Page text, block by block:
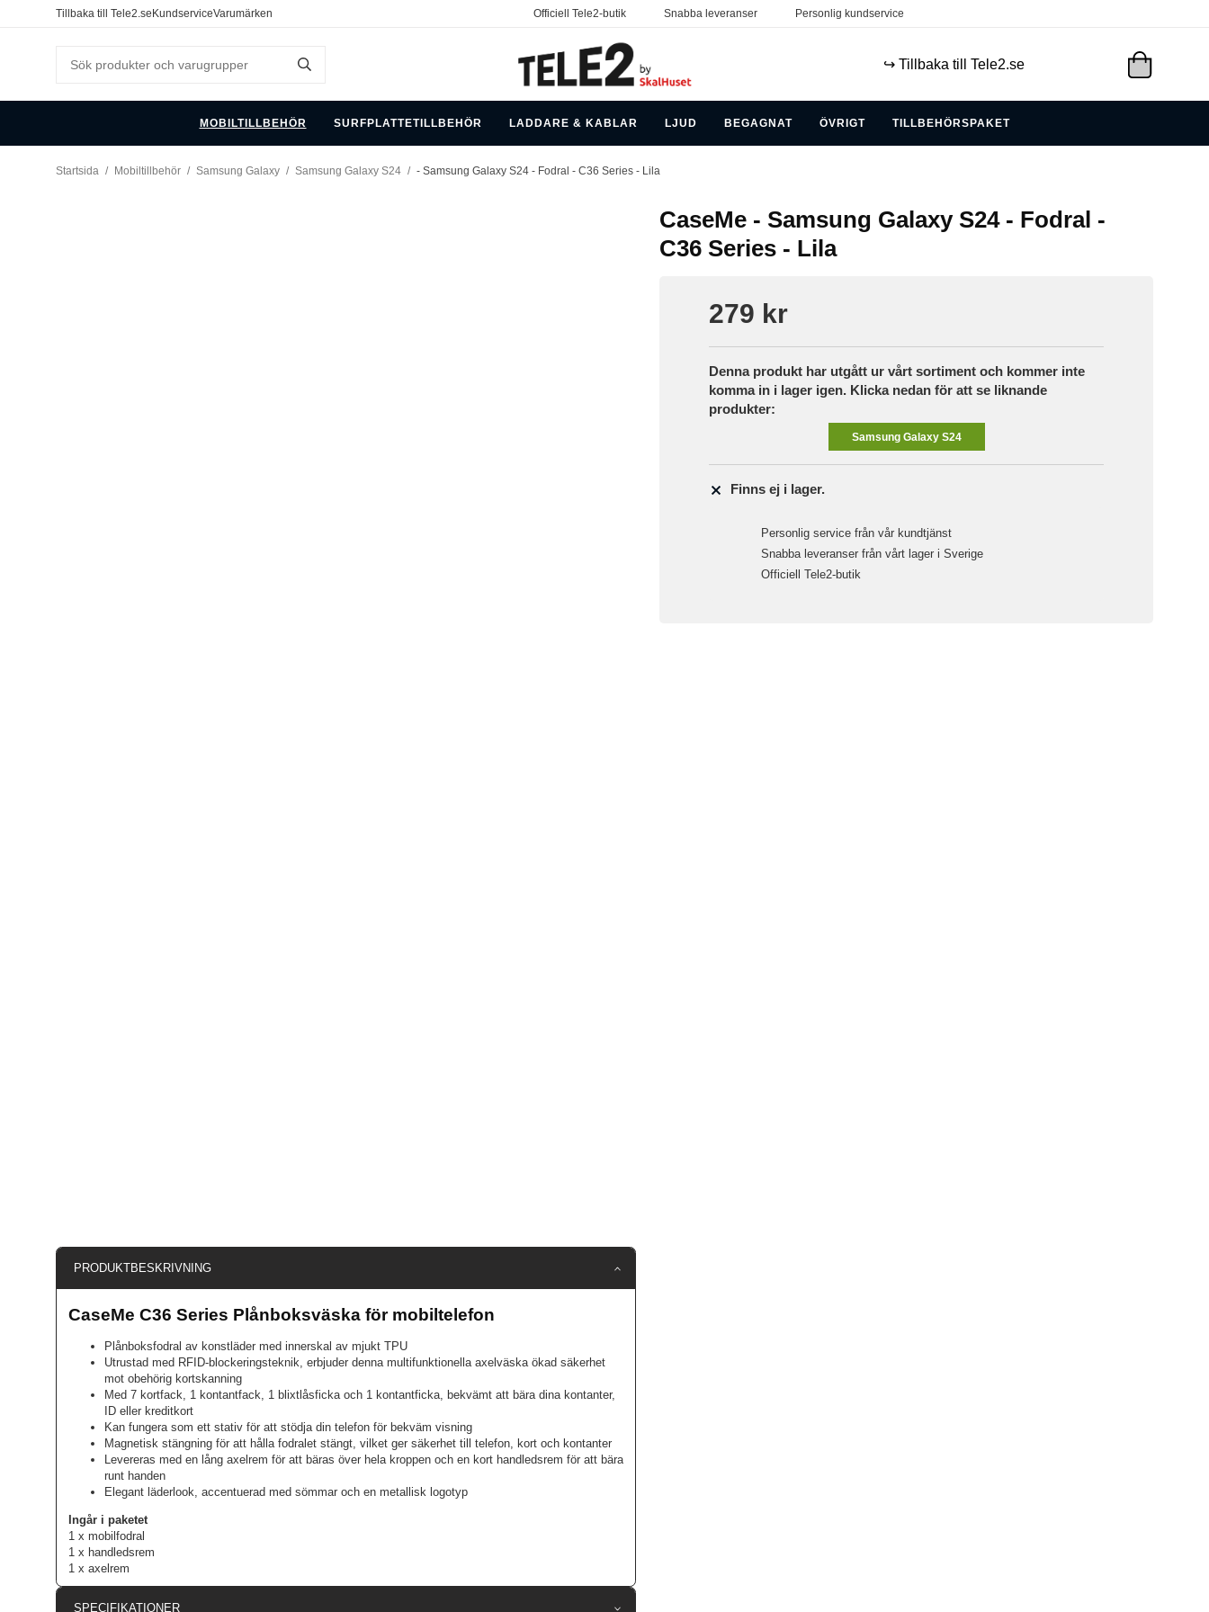
Tillbaka till Tele2.seKundserviceVarumärken Officiell Tele2-butik Snabba leveranser Personlig kundservice
↪️ Tillbaka till Tele2.se
MOBILTILLBEHÖR SURFPLATTETILLBEHÖR LADDARE & KABLAR LJUD BEGAGNAT ÖVRIGT TILLBEHÖRSPAKET
Startsida / Mobiltillbehör / Samsung Galaxy / Samsung Galaxy S24 / - Samsung Galaxy S24 - Fodral - C36 Series - Lila
CaseMe - Samsung Galaxy S24 - Fodral -
C36 Series - Lila
279 kr
Denna produkt har utgått ur vårt sortiment och kommer inte
komma in i lager igen. Klicka nedan för att se liknande
produkter:
Samsung Galaxy S24
Finns ej i lager.
Personlig service från vår kundtjänst
Snabba leveranser från vårt lager i Sverige
Officiell Tele2-butik
PRODUKTBESKRIVNING
CaseMe C36 Series Plånboksväska för mobiltelefon
Plånboksfodral av konstläder med innerskal av mjukt TPU
Utrustad med RFID-blockeringsteknik, erbjuder denna multifunktionella axelväska ökad säkerhet
mot obehörig kortskanning
Med 7 kortfack, 1 kontantfack, 1 blixtlåsficka och 1 kontantficka, bekvämt att bära dina kontanter,
ID eller kreditkort
Kan fungera som ett stativ för att stödja din telefon för bekväm visning
Magnetisk stängning för att hålla fodralet stängt, vilket ger säkerhet till telefon, kort och kontanter
Levereras med en lång axelrem för att bäras över hela kroppen och en kort handledsrem för att bära
runt handen
Elegant läderlook, accentuerad med sömmar och en metallisk logotyp
Ingår i paketet
1 x mobilfodral
1 x handledsrem
1 x axelrem
SPECIFIKATIONER